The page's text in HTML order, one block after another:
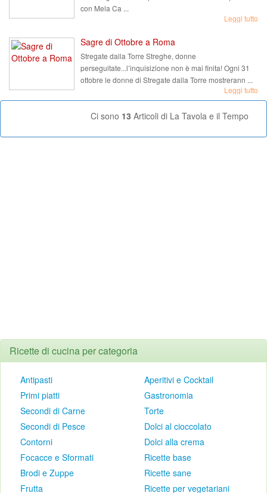
con Mela Ca ...
Leggi tutto
Sagre di Ottobre a Roma
Stregate dalla Torre Streghe, donne
perseguitate...l’inquisizione non è mai finita! Ogni 31
ottobre le donne di Stregate dalla Torre mostrerann ...
Leggi tutto
Ci sono 13 Articoli di La Tavola e il Tempo
Ricette di cucina per categoria
Antipasti
Primi piatti
Secondi di Carne
Secondi di Pesce
Contorni
Focacce e Sformati
Brodi e Zuppe
Frutta
Aperitivi e Cocktail
Gastronomia
Torte
Dolci al cioccolato
Dolci alla crema
Ricette base
Ricette sane
Ricette per vegetariani